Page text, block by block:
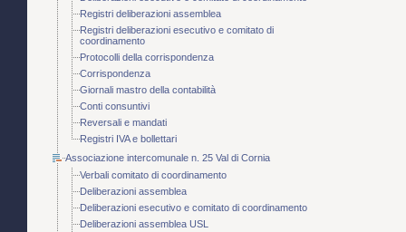
Registri deliberazioni assemblea
Registri deliberazioni esecutivo e comitato di
coordinamento
Protocolli della corrispondenza
Corrispondenza
Giornali mastro della contabilità
Conti consuntivi
Reversali e mandati
Registri IVA e bollettari
Associazione intercomunale n. 25 Val di Cornia
Verbali comitato di coordinamento
Deliberazioni assemblea
Deliberazioni esecutivo e comitato di coordinamento
Deliberazioni assemblea USL